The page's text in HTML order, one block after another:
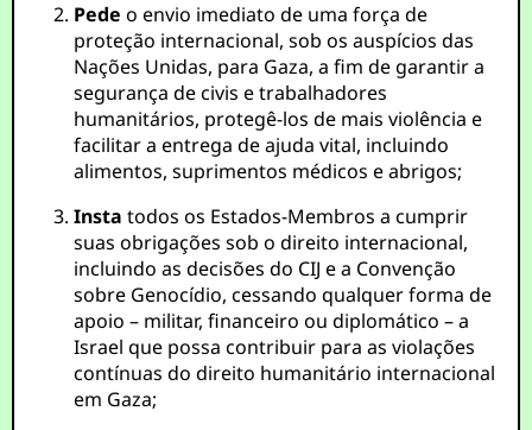
Pede o envio imediato de uma força de
proteção internacional, sob os auspícios das
Nações Unidas, para Gaza, a fim de garantir a
segurança de civis e trabalhadores
humanitários, protegê-los de mais violência e
facilitar a entrega de ajuda vital, incluindo
alimentos, suprimentos médicos e abrigos;
Insta todos os Estados-Membros a cumprir
suas obrigações sob o direito internacional,
incluindo as decisões do CIJ e a Convenção
sobre Genocídio, cessando qualquer forma de
apoio – militar, financeiro ou diplomático – a
Israel que possa contribuir para as violações
contínuas do direito humanitário internacional
em Gaza;